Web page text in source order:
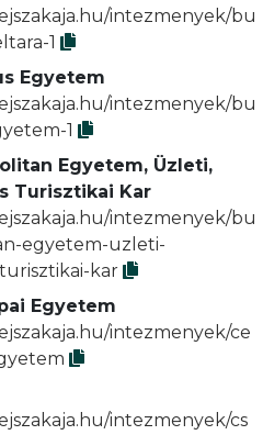
intezmenyek/bu
1
Egyetem
intezmenyek/bu
1
Egyetem, Üzleti,
Turisztikai Kar
intezmenyek/bu
egyetem-uzleti-
kar
Egyetem
intezmenyek/ce
intezmenyek/cs